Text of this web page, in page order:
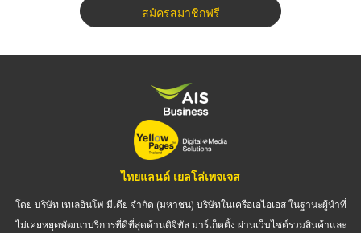
สมัครสมาชิกฟรี
ไทยแลนด์ เยลโล่เพจเจส
โดย บริษัท เทเลอินโฟ มีเดีย จำกัด (มหาชน) บริษัทในเครือเอไอเอส ในฐานะผู้นำที่
ไม่เคยหยุดพัฒนาบริการที่ดีที่สุดด้านดิจิทัล มาร์เก็ตติ้ง ผ่านเว็บไซต์รวมสินค้าและ